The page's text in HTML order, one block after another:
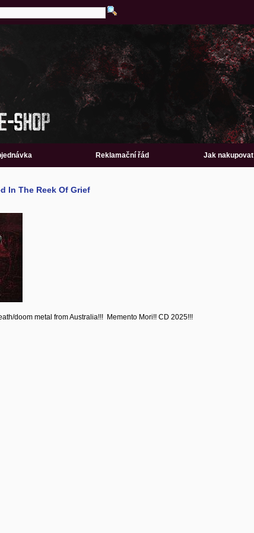
Reklamační řád Jak nakupovat
In The Reek Of Grief
doom metal from Australia!!! Memento Mori!! CD 2025!!!